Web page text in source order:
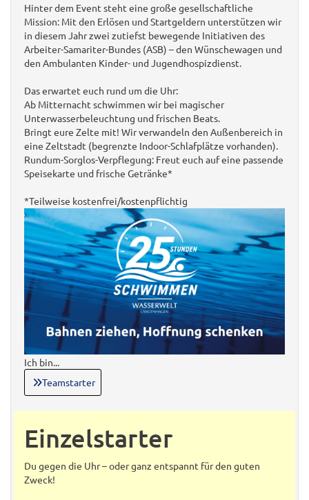
Hinter dem Event steht eine große gesellschaftliche
Mission: Mit den Erlösen und Startgeldern unterstützen wir
in diesem Jahr zwei zutiefst bewegende Initiativen des
Arbeiter-Samariter-Bundes (ASB) – den Wünschewagen und
den Ambulanten Kinder- und Jugendhospizdienst.
Das erwartet euch rund um die Uhr:
Ab Mitternacht schwimmen wir bei magischer
Unterwasserbeleuchtung und frischen Beats.
Bringt eure Zelte mit! Wir verwandeln den Außenbereich in
eine Zeltstadt (begrenzte Indoor-Schlafplätze vorhanden).
Rundum-Sorglos-Verpflegung: Freut euch auf eine passende
Speisekarte und frische Getränke*
*Teilweise kostenfrei/kostenpflichtig
Ich bin...
Teamstarter
Einzelstarter
Du gegen die Uhr – oder ganz entspannt für den guten
Zweck!